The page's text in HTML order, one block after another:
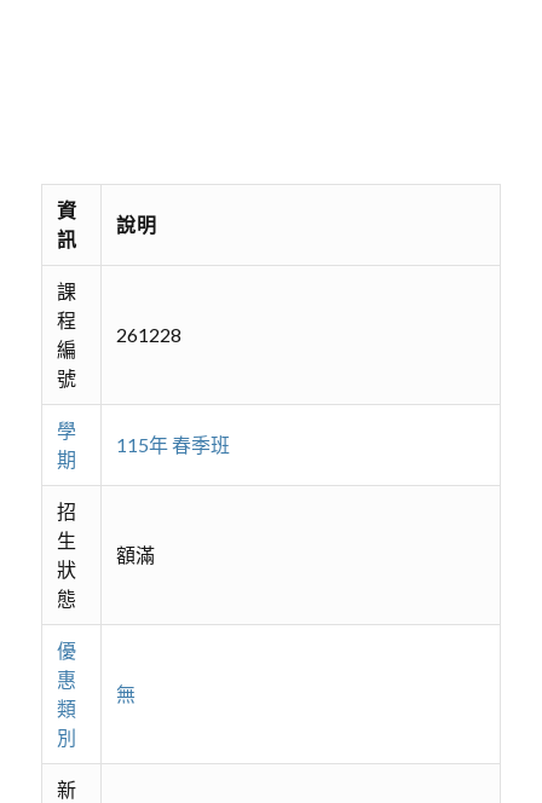
資
訊
說明
課
程
編
號
261228
學
期
115年 春季班
招
生
狀
態
額滿
優
惠
類
別
無
新